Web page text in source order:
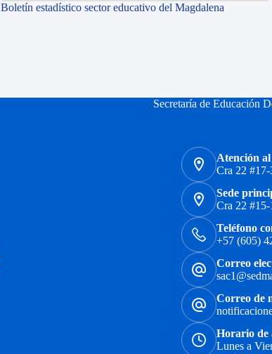
Boletín estadístico sector educativo del Magdalena
Secretaría de Educación
Atención
Cra 22
Sede
Cra 22
Teléfono
+57 (605)
Correo
Correo de
Horario de
Lunes a